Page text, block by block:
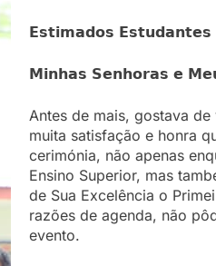
𝗘𝘀𝘁𝗶𝗺𝗮𝗱𝗼𝘀
𝗠𝗶𝗻𝗵𝗮𝘀 𝗦𝗲𝗻𝗵𝗼𝗿𝗮𝘀 𝗲
Antes de mais, gostava
muita satisfação e honra
cerimónia, não apenas
Ensino Superior, mas
de Sua Excelência o
razões de agenda, não
evento.